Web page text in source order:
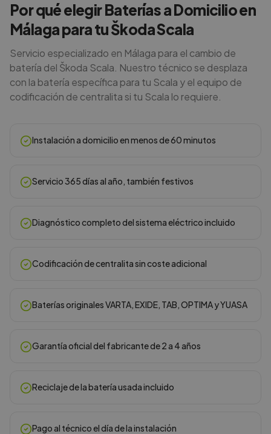
Por qué elegir Baterías a Domicilio en
Málaga para tu Škoda Scala
Servicio especializado en Málaga para el cambio de
batería del Škoda Scala. Nuestro técnico se desplaza
con la batería específica para tu Scala y el equipo de
codificación de centralita si tu Scala lo requiere.
Instalación a domicilio en menos de 60 minutos
Servicio 365 días al año, también festivos
Diagnóstico completo del sistema eléctrico incluido
Codificación de centralita sin coste adicional
Baterías originales VARTA, EXIDE, TAB, OPTIMA y YUASA
Garantía oficial del fabricante de 2 a 4 años
Reciclaje de la batería usada incluido
Pago al técnico el día de la instalación